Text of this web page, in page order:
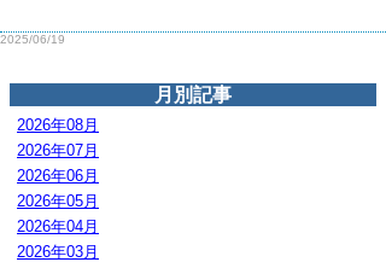
2025/06/19
月別記事
2026年08月
2026年07月
2026年06月
2026年05月
2026年04月
2026年03月